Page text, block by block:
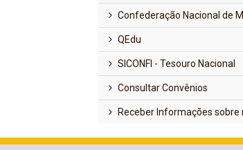
Confederação Nacional de
QEdu
SICONFI - Tesouro Nacional
Consultar Convênios
Receber Informações sobre